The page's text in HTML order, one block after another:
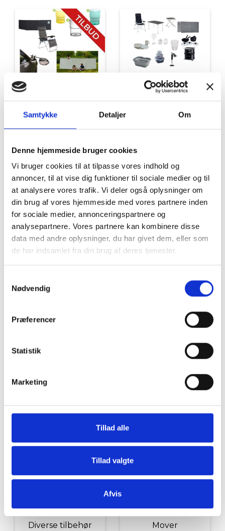
Samtykke Detaljer Om
Denne hjemmeside bruger cookies
Vi bruger cookies til at tilpasse vores indhold og
annoncer, til at vise dig funktioner til sociale medier og til
at analysere vores trafik. Vi deler også oplysninger om
din brug af vores hjemmeside med vores partnere inden
for sociale medier, annonceringspartnere og
analysepartnere. Vores partnere kan kombinere disse
data med andre oplysninger, du har givet dem, eller som
de har indsamlet fra din brug af deres tjenester.
Nødvendig
Præferencer
Statistik
Marketing
Tillad alle
Tillad valgte
Afvis
Autocamper udstyr
Møbler Omnia
Udvendigt Udstyr Camp System
Diverse tilbehør Mover